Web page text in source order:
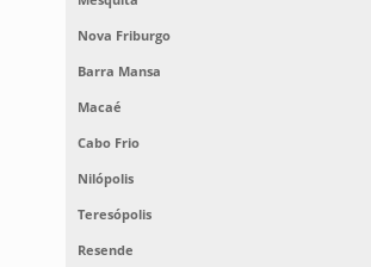
Nova Friburgo
Barra Mansa
Macaé
Cabo Frio
Nilópolis
Teresópolis
Resende